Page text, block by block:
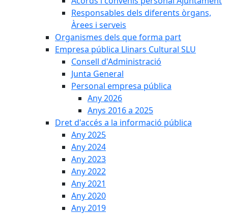
Responsables dels diferents òrgans,
Àrees i serveis
Organismes dels que forma part
Empresa pública Llinars Cultural SLU
Consell d'Administració
Junta General
Personal empresa pública
Any 2026
Anys 2016 a 2025
Dret d'accés a la informació pública
Any 2025
Any 2024
Any 2023
Any 2022
Any 2021
Any 2020
Any 2019